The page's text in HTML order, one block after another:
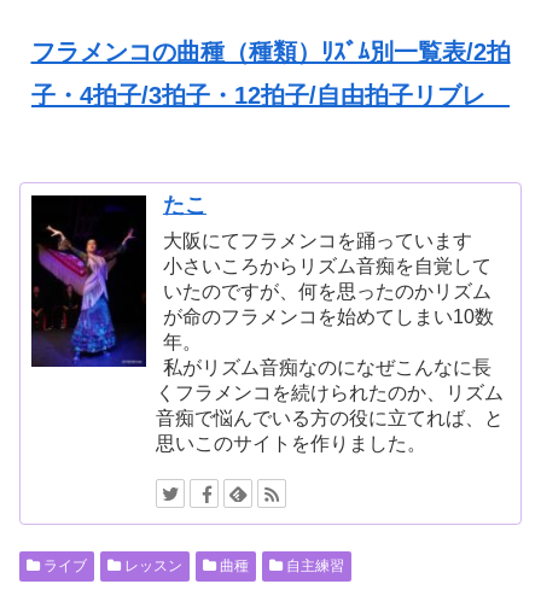
フラメンコの曲種（種類）ﾘｽﾞﾑ別一覧表/2拍
子・4拍子/3拍子・12拍子/自由拍子リブレ
たこ
大阪にてフラメンコを踊っています
小さいころからリズム音痴を自覚して
いたのですが、何を思ったのかリズム
が命のフラメンコを始めてしまい10数
年。
私がリズム音痴なのになぜこんなに長
くフラメンコを続けられたのか、リズム
音痴で悩んでいる方の役に立てれば、と
思いこのサイトを作りました。
ライブ レッスン 曲種 自主練習